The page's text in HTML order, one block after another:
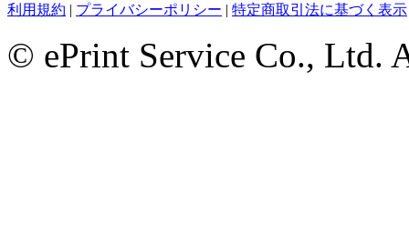
利用規約 | プライバシーポリシー | 特定商取引法に基づく表示
© ePrint Service Co., Ltd.